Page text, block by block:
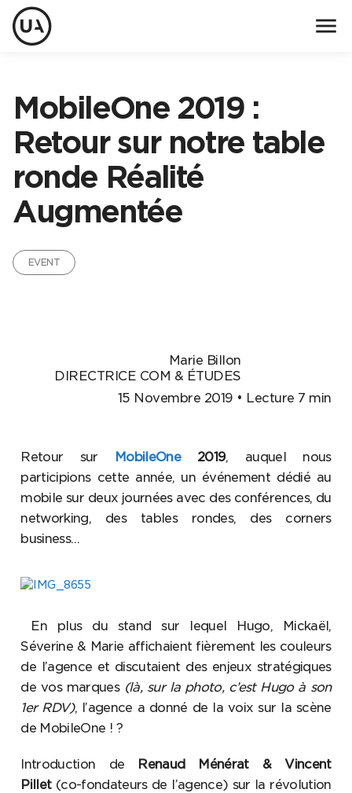
menu
MobileOne 2019 :
Retour sur notre table
ronde Réalité
Augmentée
EVENT
Marie Billon
DIRECTRICE COM & ÉTUDES
15 Novembre 2019 • Lecture 7 min
Retour sur MobileOne2019, auquel nous
participions cette année, un événement dédié au
mobile sur deux journées avec des conférences, du
networking, des tables rondes, des corners
business…
En plus du stand sur lequel Hugo, Mickaël,
Séverine & Marie affichaient fièrement les couleurs
de l’agence et discutaient des enjeux stratégiques
de vos marques(là, sur la photo, c’est Hugo à son
1er RDV), l’agence a donné de la voix sur la scène
de MobileOne ! ?
Introduction de Renaud Ménérat & Vincent
Pillet(co-fondateurs de l’agence) sur la révolution